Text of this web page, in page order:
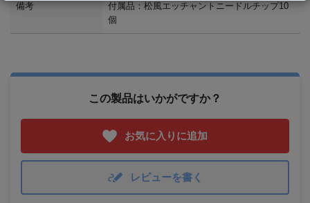
備考
付属品：松風エッチャントニードルチップ10
個
この製品はいかがですか？
お気に入りに追加
レビューを書く